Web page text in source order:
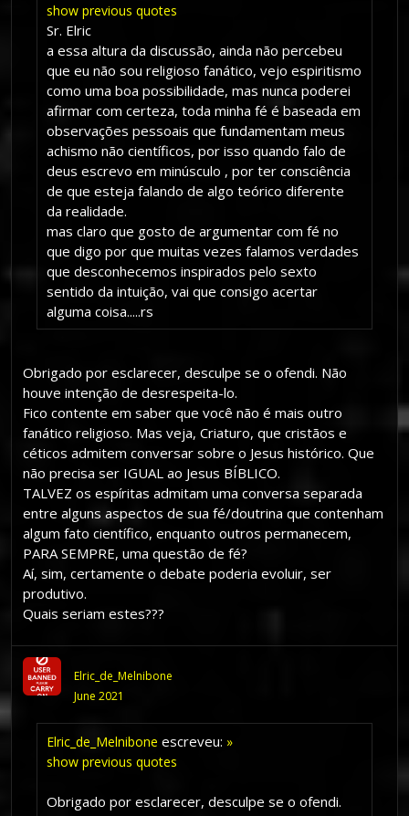
show previous quotes
Sr. Elric
a essa altura da discussão, ainda não percebeu
que eu não sou religioso fanático, vejo espiritismo
como uma boa possibilidade, mas nunca poderei
afirmar com certeza, toda minha fé é baseada em
observações pessoais que fundamentam meus
achismo não científicos, por isso quando falo de
deus escrevo em minúsculo , por ter consciência
de que esteja falando de algo teórico diferente
da realidade.
mas claro que gosto de argumentar com fé no
que digo por que muitas vezes falamos verdades
que desconhecemos inspirados pelo sexto
sentido da intuição, vai que consigo acertar
alguma coisa.....rs
Obrigado por esclarecer, desculpe se o ofendi. Não
houve intenção de desrespeita-lo.
Fico contente em saber que você não é mais outro
fanático religioso. Mas veja, Criaturo, que cristãos e
céticos admitem conversar sobre o Jesus histórico. Que
não precisa ser IGUAL ao Jesus BÍBLICO.
TALVEZ os espíritas admitam uma conversa separada
entre alguns aspectos de sua fé/doutrina que contenham
algum fato científico, enquanto outros permanecem,
PARA SEMPRE, uma questão de fé?
Aí, sim, certamente o debate poderia evoluir, ser
produtivo.
Quais seriam estes???
Elric_de_Melnibone
June 2021
Elric_de_Melnibone escreveu: »
show previous quotes
Obrigado por esclarecer, desculpe se o ofendi.